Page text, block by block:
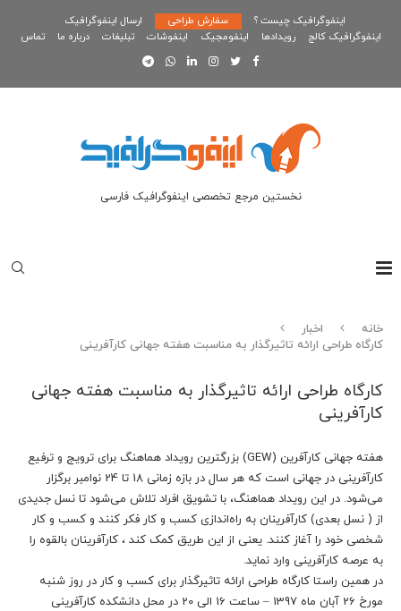
اینفوگرافیک چیست ؟ سفارش طراحی
ارسال اینفوگرافیک
اینفوگرافیک کالج
رویدادها اینفومجیک اینفوشات تبلیغات درباره ما تماس
نخستین مرجع تخصصی اینفوگرافیک فارسی
خانه
اخبار
کارگاه طراحی ارائه تاثیرگذار به مناسبت هفته جهانی کارآفرینی
کارگاه طراحی ارائه تاثیرگذار به مناسبت هفته جهانی
کارآفرینی
هفته جهانی کارآفرین (GEW) بزرگترین رویداد هماهنگ برای ترویج و ترفیع
کارآفرینی در جهانی است که هر سال در بازه زمانی 18 تا 24 نوامبر برگزار
می‌شود. در این رویداد هماهنگ، با تشویق افراد تلاش می‌شود تا نسل جدیدی
از ( نسل بعدی) کارآفرینان به راه‌اندازی کسب و کار فکر کنند و کسب و کار
شخصی خود را آغاز کنند. یعنی از این طریق کمک کند ، کارآفرینان بالقوه را
به عرصه کارآفرینی وارد نماید.
در همین راستا کارگاه طراحی ارائه تاثیرگذار برای کسب و کار در روز شنبه
مورخ 26 آبان ماه 1397 – ساعت 16 الی 20 در محل دانشکده کارآفرینی